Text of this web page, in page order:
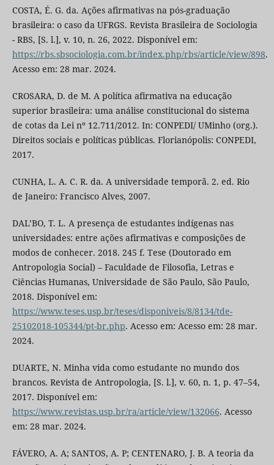
COSTA, É. G. da. Ações afirmativas na pós-graduação
brasileira: o caso da UFRGS. Revista Brasileira de Sociologia
- RBS, [S. l.], v. 10, n. 26, 2022. Disponível em:
https://rbs.sbsociologia.com.br/index.php/rbs/article/view/898.
Acesso em: 28 mar. 2024.
CROSARA, D. de M. A política afirmativa na educação
superior brasileira: uma análise constitucional do sistema
de cotas da Lei nº 12.711/2012. In: CONPEDI/ UMinho (org.).
Direitos sociais e políticas públicas. Florianópolis: CONPEDI,
2017.
CUNHA, L. A. C. R. da. A universidade temporã. 2. ed. Rio
de Janeiro: Francisco Alves, 2007.
DAL’BO, T. L. A presença de estudantes indígenas nas
universidades: entre ações afirmativas e composições de
modos de conhecer. 2018. 245 f. Tese (Doutorado em
Antropologia Social) – Faculdade de Filosofia, Letras e
Ciências Humanas, Universidade de São Paulo, São Paulo,
2018. Disponível em:
https://www.teses.usp.br/teses/disponiveis/8/8134/tde-
25102018-105344/pt-br.php. Acesso em: Acesso em: 28 mar.
2024.
DUARTE, N. Minha vida como estudante no mundo dos
brancos. Revista de Antropologia, [S. l.], v. 60, n. 1, p. 47–54,
2017. Disponível em:
https://www.revistas.usp.br/ra/article/view/132066. Acesso
em: 28 mar. 2024.
FÁVERO, A. A; SANTOS, A. P; CENTENARO, J. B. A teoria da